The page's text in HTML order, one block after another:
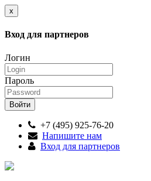
x
Вход для партнеров
Логин
Пароль
+7 (495) 925-76-20
Напишите нам
Вход для партнеров